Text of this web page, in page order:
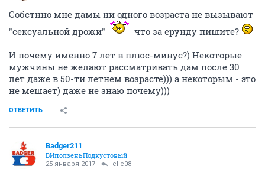
Собстнно мне дамы ни одного возраста не вызывают
"сексуальной дрожи"
что за ерунду пишите?
И почему именно 7 лет в плюс-минус?) Некоторые
мужчины не желают рассматривать дам после 30
лет даже в 50-ти летнем возрасте))) а некоторым - это
не мешает) даже не знаю почему)))
ОТВЕТИТЬ
Badger211
ВИползеньПодкустовый
25 января 2017 elle08